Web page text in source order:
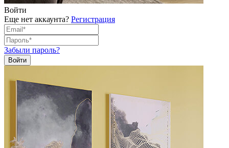
Войти
Еще нет аккаунта? Регистрация
Забыли пароль?